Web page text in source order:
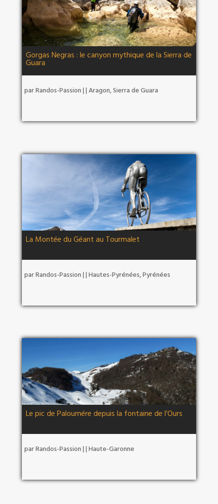
Gorgas Negras : le canyon mythique de la Sierra de
Guara
parRandos-Passion | | Aragon,Sierra de Guara
La Montée du Géant au Tourmalet
parRandos-Passion | | Hautes-Pyrénées,Pyrénées
Le pic de Paloumére depuis la fontaine de l’Ours
parRandos-Passion | | Haute-Garonne